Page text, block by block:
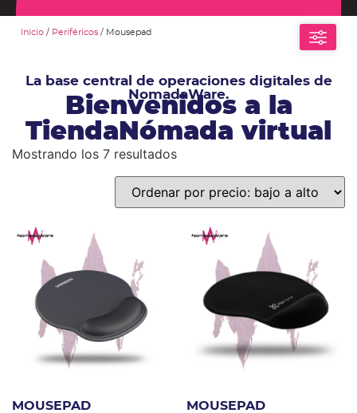
Inicio / Periféricos / Mousepad
La base central de operaciones digitales de
NomadaWare.
Bienvenidos a la
TiendaNómada virtual
Mostrando los 7 resultados
MOUSEPAD
MOUSEPAD